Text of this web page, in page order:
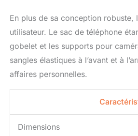
En plus de sa conception robuste,
utilisateur. Le sac de téléphone
gobelet et les supports pour
sangles élastiques à l’avant et à
affaires personnelles.
Dimensions